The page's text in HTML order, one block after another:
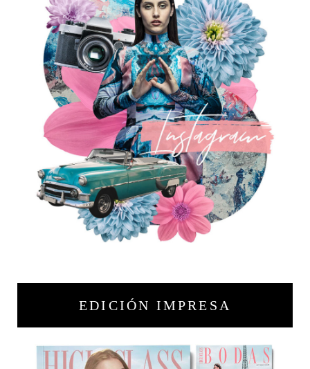
EDICIÓN IMPRESA